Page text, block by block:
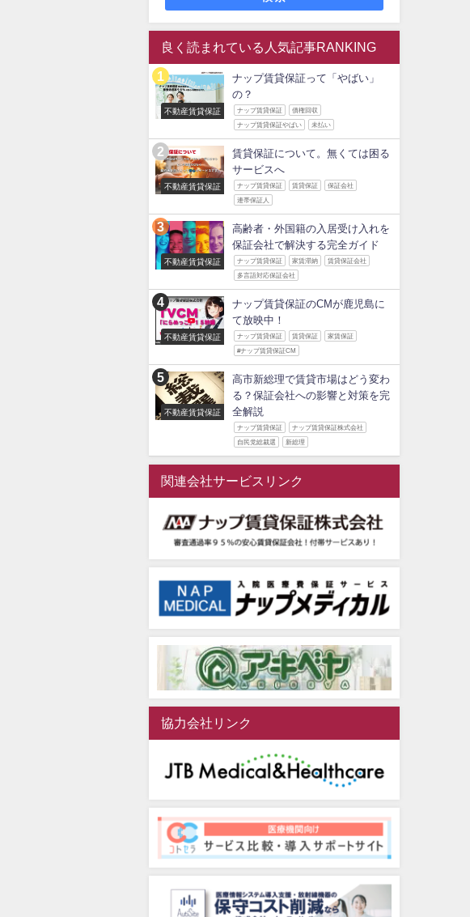
良く読まれている人気記事RANKING
不動産賃貸保証
ナップ賃貸保証って「やばい」
の？
ナップ賃貸保証 債権回収
ナップ賃貸保証やばい 未払い
不動産賃貸保証
賃貸保証について。無くては困る
サービスへ
ナップ賃貸保証 賃貸保証 保証会社
連帯保証人
不動産賃貸保証
高齢者・外国籍の入居受け入れを
保証会社で解決する完全ガイド
ナップ賃貸保証 家賃滞納 賃貸保証会社
多言語対応保証会社
不動産賃貸保証
ナップ賃貸保証のCMが鹿児島に
て放映中！
ナップ賃貸保証 賃貸保証 家賃保証
#ナップ賃貸保証CM
不動産賃貸保証
高市新総理で賃貸市場はどう変わ
る？保証会社への影響と対策を完
全解説
ナップ賃貸保証 ナップ賃貸保証株式会社
自民党総裁選 新総理
関連会社サービスリンク
協力会社リンク